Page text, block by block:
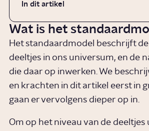
In dit artikel
Wat is het
Het standaardmodel beschrijft
deeltjes in ons universum, en de
die daar op inwerken. We
en krachten in dit artikel eerst in
gaan er vervolgens dieper op in.
Om op het niveau van de deeltjes